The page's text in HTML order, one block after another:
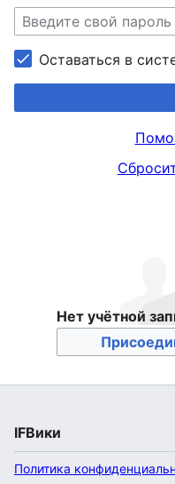
Оставаться в
Нет учётной
IFВики
Политика